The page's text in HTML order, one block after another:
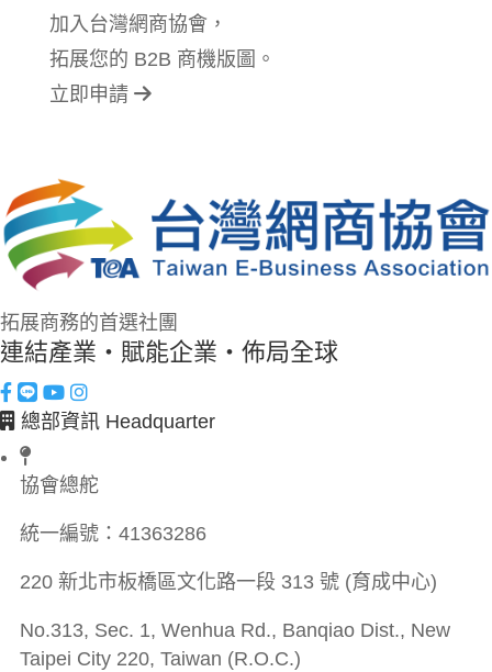
加入台灣網商協會，
拓展您的 B2B 商機版圖。
立即申請
拓展商務的首選社團
連結產業・賦能企業・佈局全球
總部資訊 Headquarter
協會總舵
統一編號： 41363286
220 新北市板橋區文化路一段 313 號 (育成中心)
No.313, Sec. 1, Wenhua Rd., Banqiao Dist., New
Taipei City 220, Taiwan (R.O.C.)